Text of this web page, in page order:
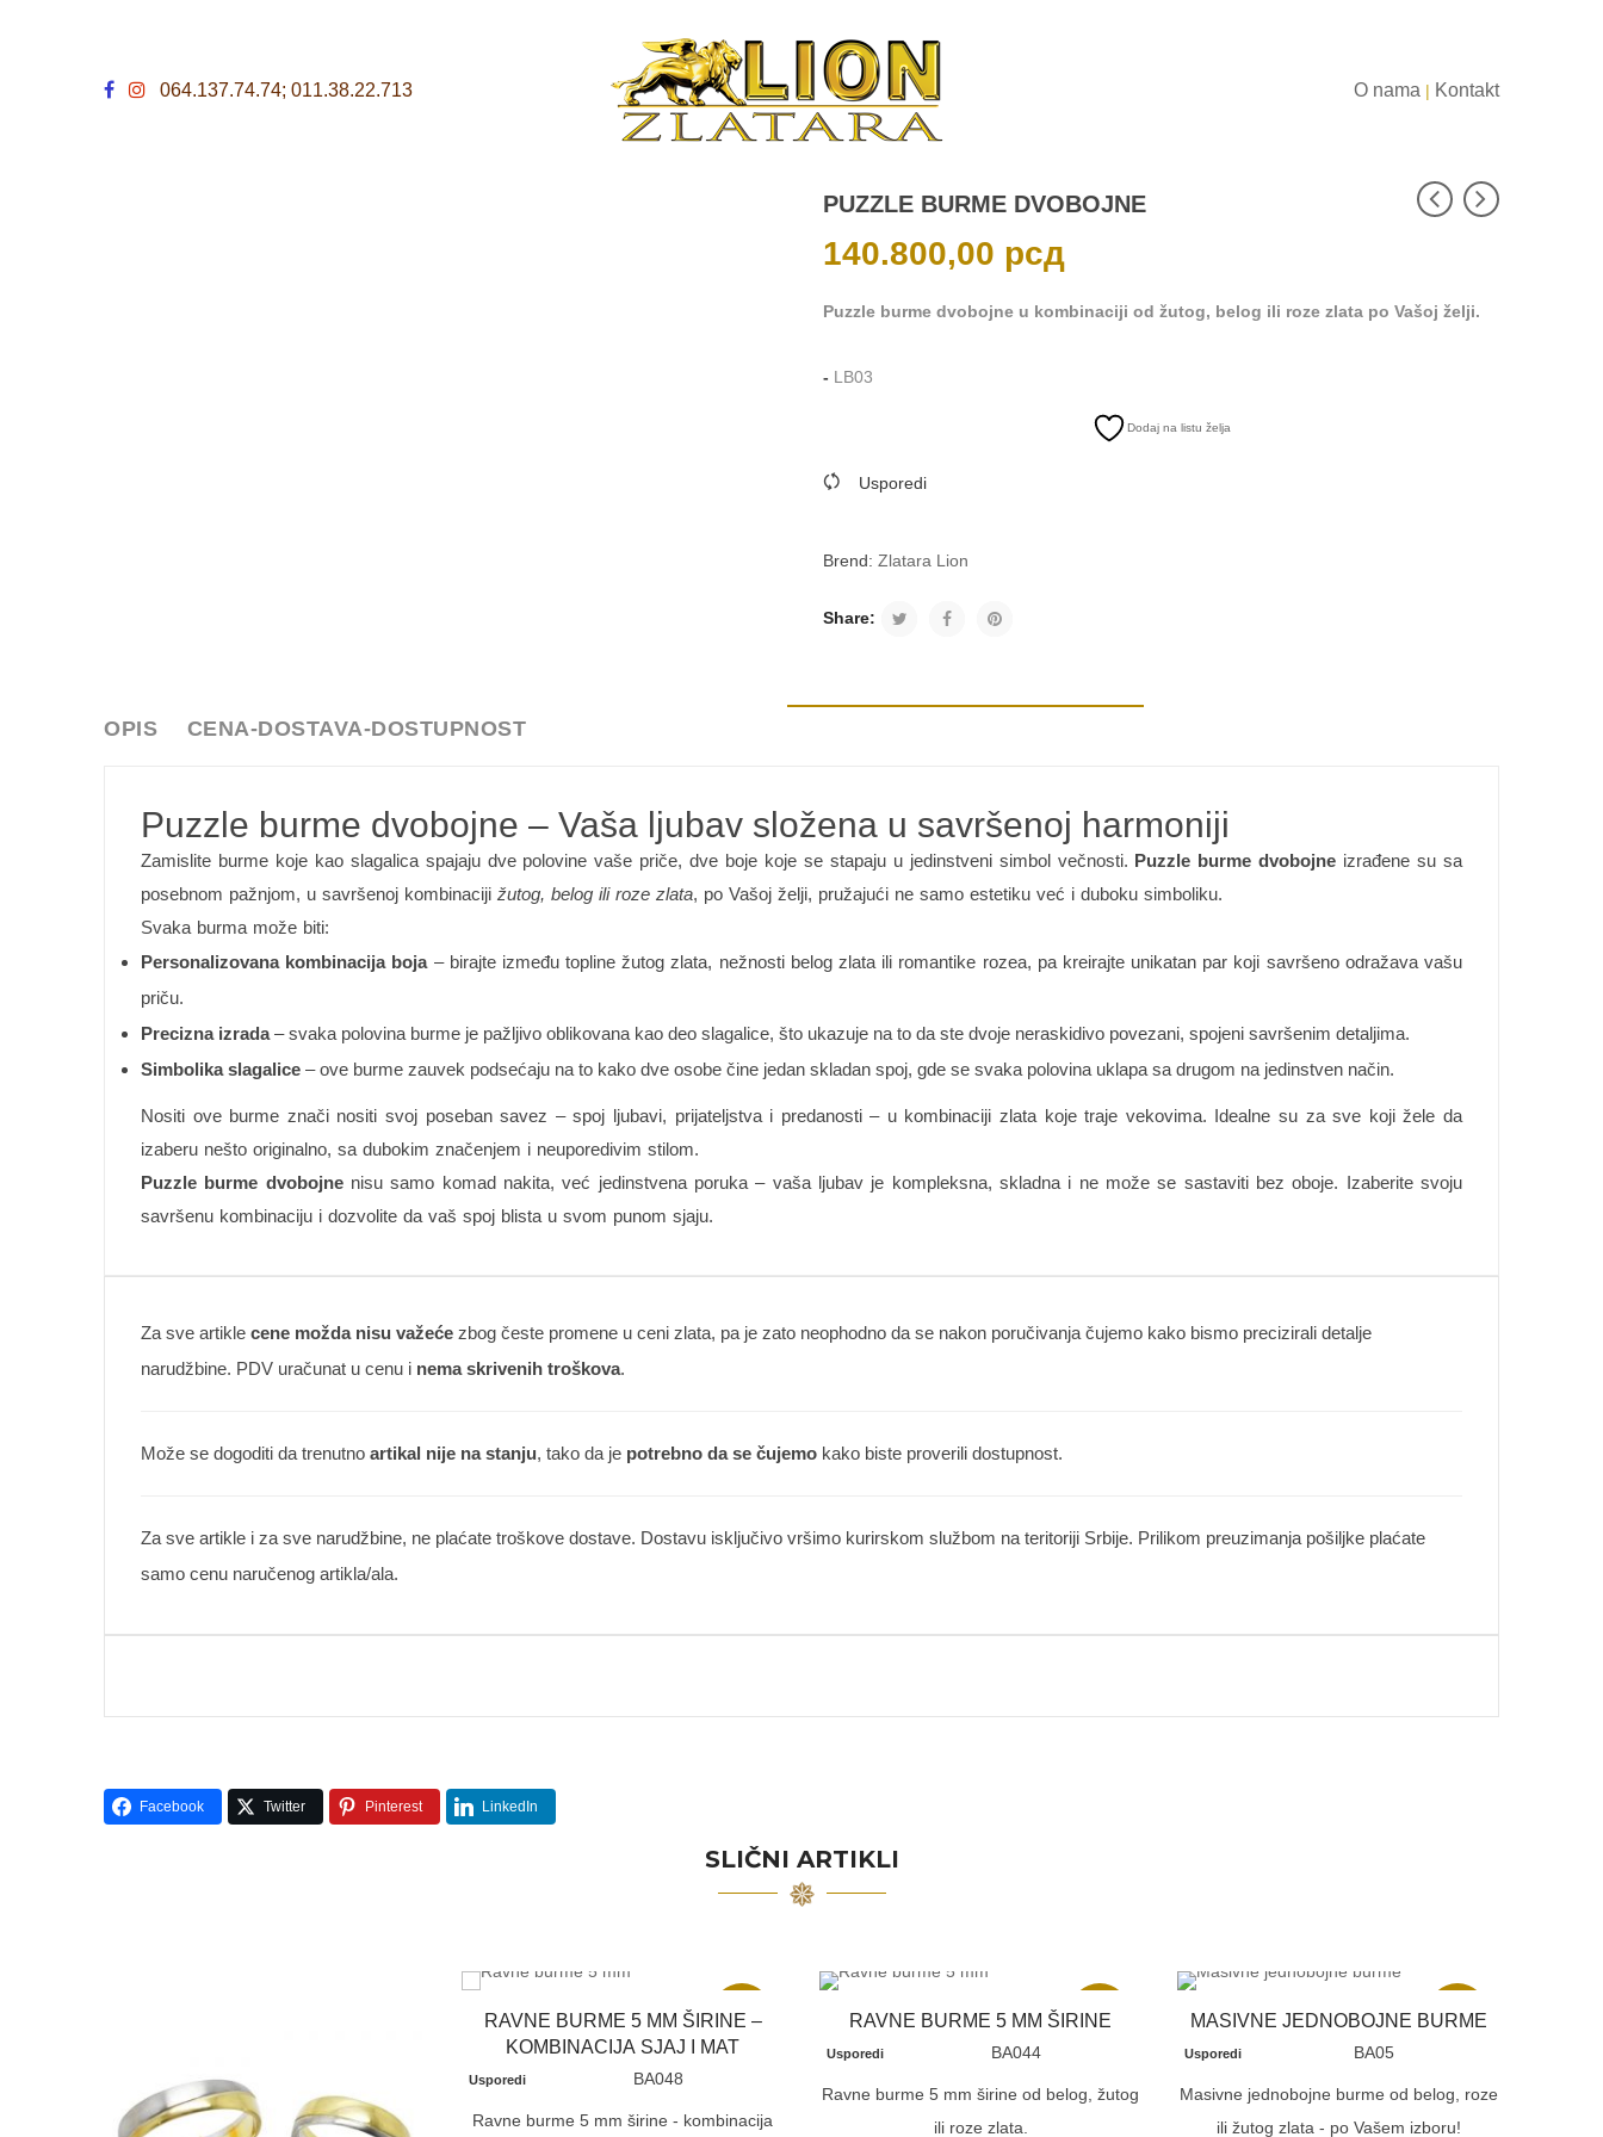
064.137.74.74; 011.38.22.713 O nama | Kontakt
PUZZLE BURME DVOBOJNE
140.800,00 рсд
Puzzle burme dvobojne u kombinaciji od žutog, belog ili roze zlata po Vašoj želji.
- LB03
Dodaj na listu želja
Usporedi
Brend:Zlatara Lion
Share:
OPIS CENA-DOSTAVA-DOSTUPNOST
Puzzle burme dvobojne – Vaša ljubav složena u savršenoj harmoniji
Zamislite burme koje kao slagalica spajaju dve polovine vaše priče, dve boje koje se stapaju u jedinstveni simbol večnosti. Puzzle burme dvobojne izrađene su sa
posebnom pažnjom, u savršenoj kombinaciji žutog, belog ili roze zlata, po Vašoj želji, pružajući ne samo estetiku već i duboku simboliku.
Svaka burma može biti:
Personalizovana kombinacija boja– birajte između topline žutog zlata, nežnosti belog zlata ili romantike rozea, pa kreirajte unikatan par koji savršeno odražava vašu
priču.
Precizna izrada– svaka polovina burme je pažljivo oblikovana kao deo slagalice, što ukazuje na to da ste dvoje neraskidivo povezani, spojeni savršenim detaljima.
Simbolika slagalice – ove burme zauvek podsećaju na to kako dve osobe čine jedan skladan spoj, gde se svaka polovina uklapa sa drugom na jedinstven način.
Nositi ove burme znači nositi svoj poseban savez – spoj ljubavi, prijateljstva i predanosti – u kombinaciji zlata koje traje vekovima. Idealne su za sve koji žele da
izaberu nešto originalno, sa dubokim značenjem i neuporedivim stilom.
Puzzle burme dvobojnenisu samo komad nakita, već jedinstvena poruka – vaša ljubav je kompleksna, skladna i ne može se sastaviti bez oboje. Izaberite svoju
savršenu kombinaciju i dozvolite da vaš spoj blista u svom punom sjaju.
Za sve artikle cene možda nisu važeće zbog česte promene u ceni zlata, pa je zato neophodno da se nakon poručivanja čujemo kako bismo precizirali detalje
narudžbine. PDV uračunat u cenu i nema skrivenih troškova.
Može se dogoditi da trenutno artikal nije na stanju, tako da je potrebno da se čujemo kako biste proverili dostupnost.
Za sve artikle i za sve narudžbine, ne plaćate troškove dostave. Dostavu isključivo vršimo kurirskom službom na teritoriji Srbije. Prilikom preuzimanja pošiljke plaćate
samo cenu naručenog artikla/ala.
Facebook Twitter Pinterest LinkedIn
SLIČNI ARTIKLI
Akcija
RAVNE BURME 5 MM ŠIRINE –
KOMBINACIJA SJAJ I MAT
Usporedi BA048
Ravne burme 5 mm širine - kombinacija
Akcija
RAVNE BURME 5 MM ŠIRINE
Usporedi BA044
Ravne burme 5 mm širine od belog, žutog
ili roze zlata.
Akcija
MASIVNE JEDNOBOJNE BURME
Usporedi BA05
Masivne jednobojne burme od belog, roze
ili žutog zlata - po Vašem izboru!